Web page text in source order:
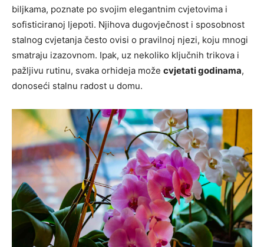
biljkama, poznate po svojim elegantnim cvjetovima i
sofisticiranoj ljepoti. Njihova dugovječnost i sposobnost
stalnog cvjetanja često ovisi o pravilnoj njezi, koju mnogi
smatraju izazovnom. Ipak, uz nekoliko ključnih trikova i
pažljivu rutinu, svaka orhideja može cvjetati godinama,
donoseći stalnu radost u domu.